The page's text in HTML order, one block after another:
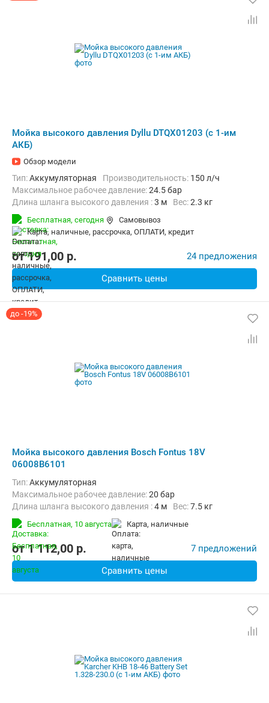
Мойка высокого давления Dyllu DTQX01203 (с 1-им
АКБ)
Обзор модели
Тип:Аккумуляторная Производительность: 150 л/ч
Максимальное рабочее давление:24.5 бар
Длина шланга высокого давления :3 м Вес:2.3 кг
Бесплатная, сегодня
Самовывоз
карта, наличные, рассрочка, ОПЛАТИ, кредит
от191,00 p. 24 предложения
Сравнить цены
до -19%
Мойка высокого давления Bosch Fontus 18V
06008B6101
Тип:Аккумуляторная
Максимальное рабочее давление:20 бар
Длина шланга высокого давления :4 м Вес:7.5 кг
Бесплатная, 10 августа карта, наличные
от1 112,00 p. 7 предложений
Сравнить цены